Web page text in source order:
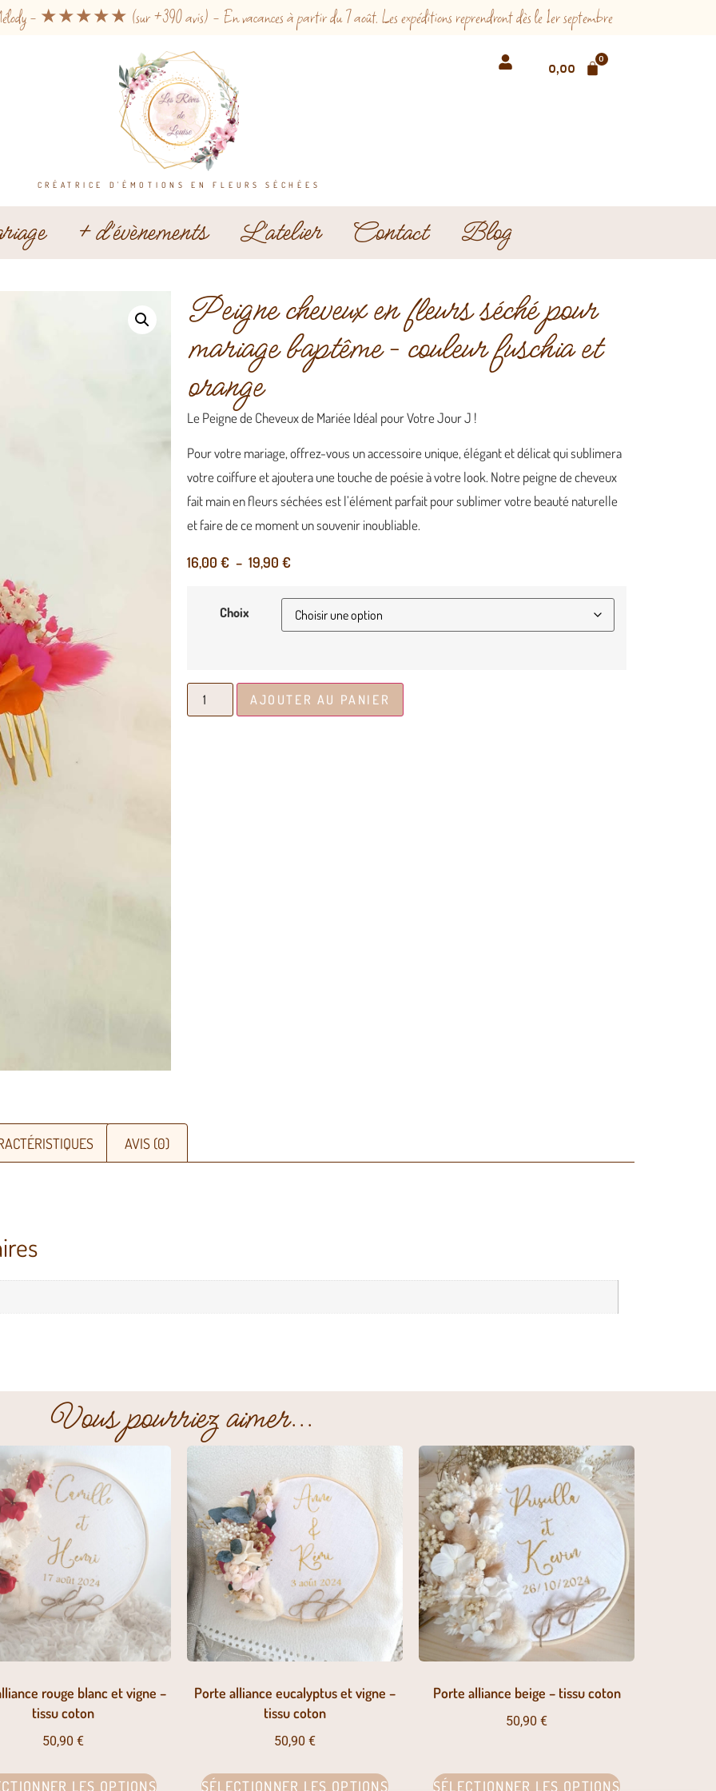
Mélody - ★★★★★ (sur +390 avis) - En vacances à partir du 7 août. Les expéditions reprendront dès le 1er septembre
CRÉATRICE D'ÉMOTIONS EN FLEURS SÉCHÉES
0,00
0
+ d’évènements L’atelier Contact Blog
Peigne cheveux en fleurs séché pour
mariage baptême – couleur fuschia et
orange
Le Peigne de Cheveux de Mariée Idéal pour Votre Jour J !
Pour votre mariage, offrez-vous un accessoire unique, élégant et délicat qui sublimera
votre coiffure et ajoutera une touche de poésie à votre look. Notre peigne de cheveux
fait main en fleurs séchées est l’élément parfait pour sublimer votre beauté naturelle
et faire de ce moment un souvenir inoubliable.
16,00 € – 19,90 €
Choix
AJOUTER AU PANIER
AVIS (0)
Vous pourriez aimer...
rouge blanc et vigne –
tissu coton
50,90 €
LES OPTIONS
Porte alliance eucalyptus et vigne –
tissu coton
50,90 €
SÉLECTIONNER LES OPTIONS
Porte alliance beige – tissu coton
50,90 €
SÉLECTIONNER LES OPTIONS